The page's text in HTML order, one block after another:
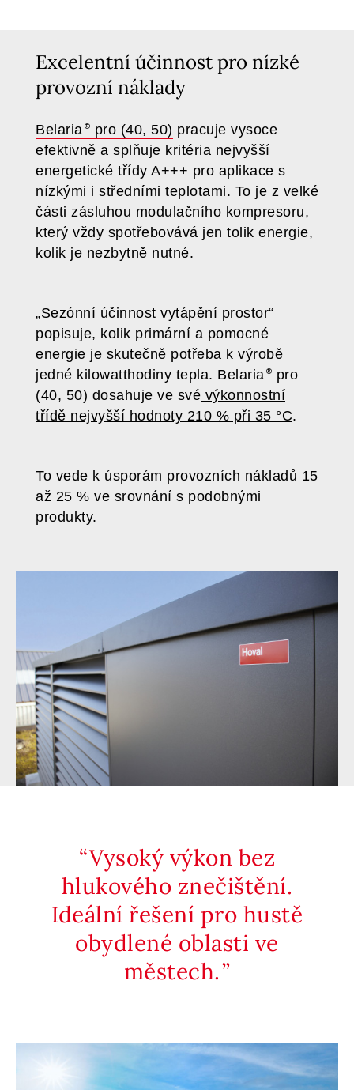
Excelentní účinnost pro nízké
provozní náklady
Belaria pro (40, 50) pracuje vysoce
efektivně a splňuje kritéria nejvyšší
energetické třídy A+++ pro aplikace s
nízkými i středními teplotami. To je z velké
části zásluhou modulačního kompresoru,
který vždy spotřebovává jen tolik energie,
kolik je nezbytně nutné.
„Sezónní účinnost vytápění prostor“
popisuje, kolik primární a pomocné
energie je skutečně potřeba k výrobě
jedné kilowatthodiny tepla. Belaria
pro
(40, 50) dosahuje ve své výkonnostní
třídě nejvyšší hodnoty 210 % při 35 °C.
To vede k úsporám provozních nákladů 15
až 25 % ve srovnání s podobnými
produkty.
Vysoký výkon bez
hlukového znečištění.
Ideální řešení pro hustě
obydlené oblasti ve
městech.